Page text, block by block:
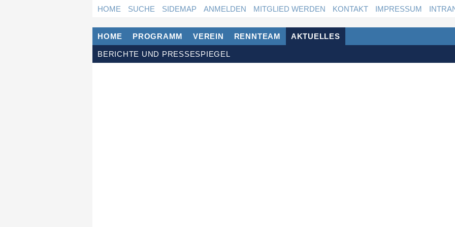
Navigation
HOME SUCHE SIDEMAP ANMELDEN MITGLIED WERDEN KONTAKT IMPRESSUM
Navigation
überspringen
HOME PROGRAMM VEREIN RENNTEAM
AKTUELLES
Navigation
überspringen
BERICHTE UND PRESSESPIEGEL